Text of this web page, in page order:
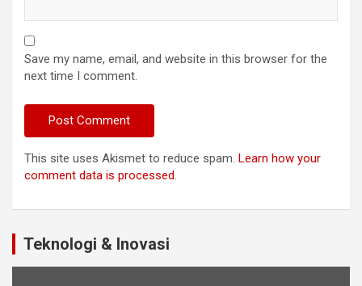
Save my name, email, and website in this browser for the
next time I comment.
This site uses Akismet to reduce spam. Learn how your
comment data is processed.
Teknologi & Inovasi